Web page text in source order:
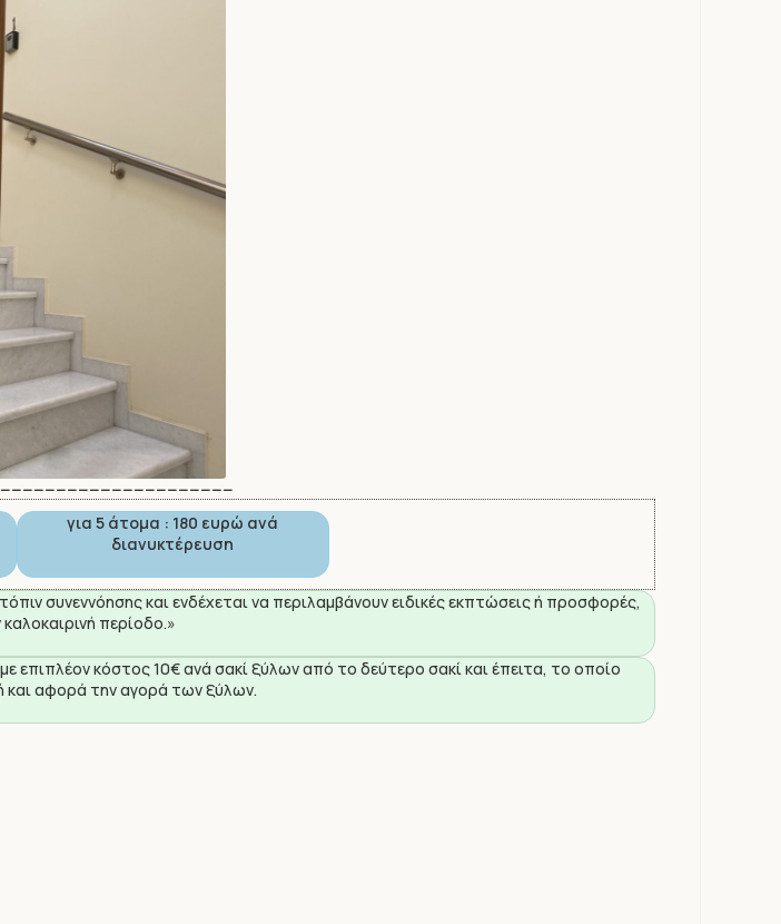
για 5 άτομα : 180 ευρώ ανά
διανυκτέρευση
συνεννόησης και ενδέχεται να περιλαμβάνουν ειδικές εκπτώσεις ή προσφορές,
περίοδο.»
επιπλέον κόστος 10€ ανά σακί ξύλων από το δεύτερο σακί και έπειτα, το οποίο
και αφορά την αγορά των ξύλων.